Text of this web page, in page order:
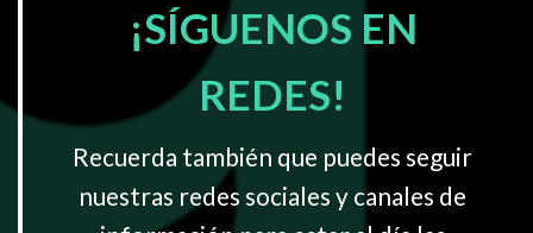
¡SÍGUENOS EN
REDES!
Recuerda también que puedes seguir
nuestras redes sociales y canales de